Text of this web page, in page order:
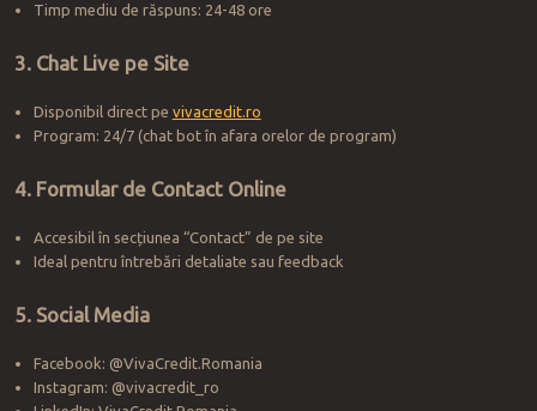
Timp mediu de răspuns: 24-48 ore
3. Chat Live pe Site
Disponibil direct pe vivacredit.ro
Program: 24/7 (chat bot în afara orelor de program)
4. Formular de Contact Online
Accesibil în secțiunea “Contact” de pe site
Ideal pentru întrebări detaliate sau feedback
5. Social Media
Facebook: @VivaCredit.Romania
Instagram: @vivacredit_ro